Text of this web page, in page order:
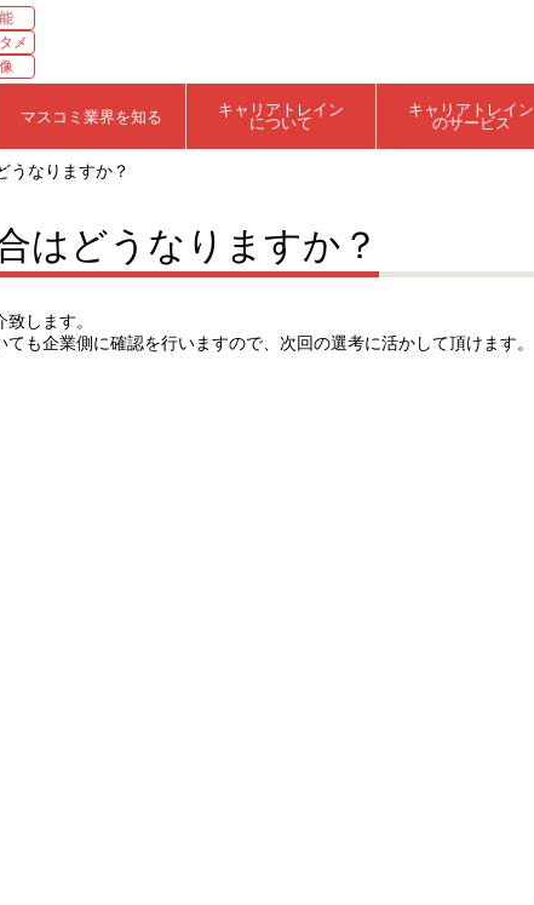
メ
マスコミ業界を知る キャリアトレイン
について
キャリアトレイン
のサービス
うなりますか？
はどうなりますか？
します。
ても企業側に確認を行いますので、次回の選考に活かして頂けます。